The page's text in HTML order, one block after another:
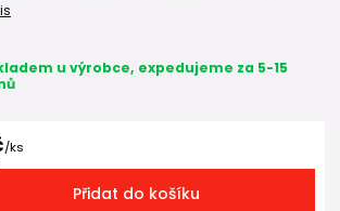
u výrobce, expedujeme za 5-15
/ks
Přidat do košíku